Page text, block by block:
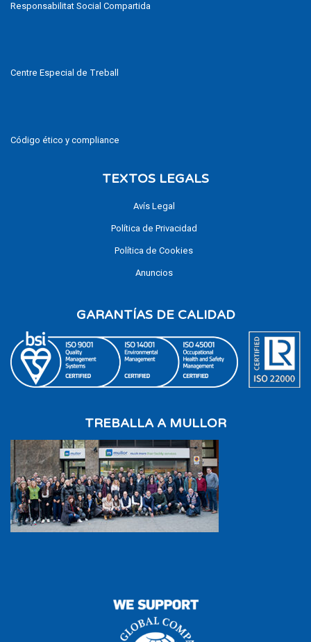
Responsabilitat Social Compartida
Centre Especial de Treball
Código ético y compliance
TEXTOS LEGALS
Avís Legal
Política de Privacidad
Política de Cookies
Anuncios
GARANTÍAS DE CALIDAD
TREBALLA A MULLOR